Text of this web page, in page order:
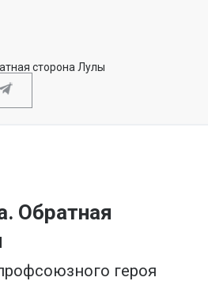
сторона Лулы
Обратная
героя